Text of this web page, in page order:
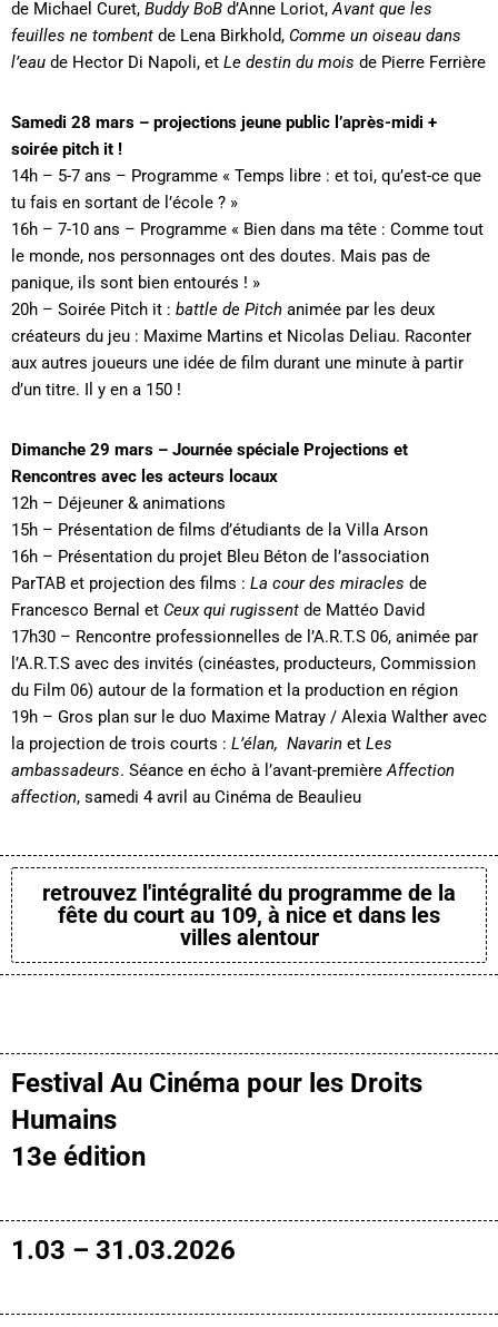
de Michael Curet, Buddy BoB d’Anne Loriot,Avant que les
feuilles ne tombent de Lena Birkhold, Comme un oiseau dans
l’eau de Hector Di Napoli, et Le destin du mois de Pierre Ferrière
Samedi 28 mars – projections jeune public l’après-midi +
soirée pitch it !
14h – 5-7 ans – Programme « Temps libre : et toi, qu’est-ce que
tu fais en sortant de l’école ? »
16h – 7-10 ans – Programme « Bien dans ma tête : Comme tout
le monde, nos personnages ont des doutes. Mais pas de
panique, ils sont bien entourés ! »
20h – Soirée Pitch it : battle de Pitch animée par les deux
créateurs du jeu : Maxime Martins et Nicolas Deliau. Raconter
aux autres joueurs une idée de film durant une minute à partir
d’un titre. Il y en a 150 !
Dimanche 29 mars – Journée spéciale Projections et
Rencontres avec les acteurs locaux
12h – Déjeuner & animations
15h – Présentation de films d’étudiants de la Villa Arson
16h – Présentation du projet Bleu Béton de l’association
ParTAB et projection des films : La cour des miracles de
Francesco Bernal et Ceux qui rugissent de Mattéo David
17h30 – Rencontre professionnelles de l’A.R.T.S 06, animée par
l’A.R.T.S avec des invités (cinéastes, producteurs, Commission
du Film 06) autour de la formation et la production en région
19h – Gros plan sur le duo Maxime Matray / Alexia Walther avec
la projection de trois courts : L’élan, Navarin et Les
ambassadeurs. Séance en écho à l’avant-premièreAffection
affection, samedi 4 avril au Cinéma de Beaulieu
retrouvez l'intégralité du programme de la
fête du court au 109, à nice et dans les
villes alentour
Festival Au Cinéma pour les Droits
Humains
13e édition
1.03 – 31.03.2026